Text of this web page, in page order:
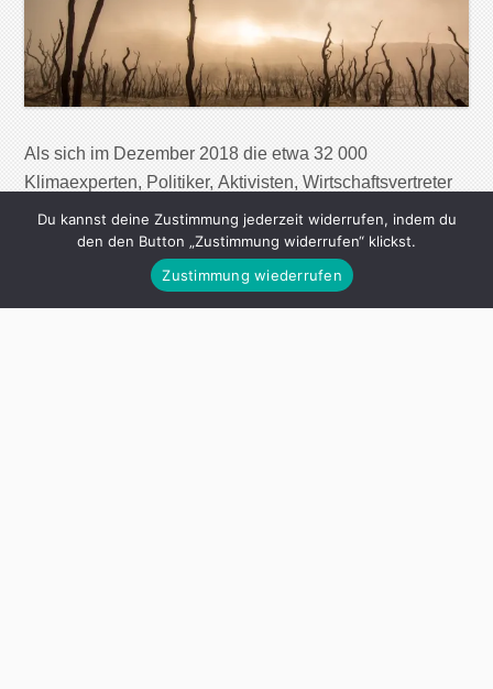
Als sich im Dezember 2018 die etwa 32 000
Klimaexperten, Politiker, Aktivisten, Wirtschaftsvertreter
und Journalisten nach 14 Tagen hitziger Debatten im
polnischen Kattowitz trennten, lautete ihr Fazit: 2 Grad.
Auf 2 Grad Celsius, verglichen mit dem vorindustriellen
Niveau, müsse der Anstieg der globalen Temperatur im
Du kannst deine Zustimmung jederzeit widerrufen, indem du
den den Button „Zustimmung widerrufen“ klickst.
Zustimmung wiederrufen